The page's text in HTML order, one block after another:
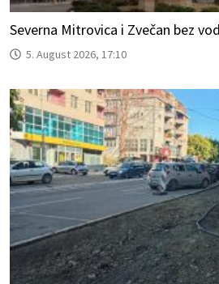
Severna Mitrovica i Zvečan bez
5. August 2026, 17:10